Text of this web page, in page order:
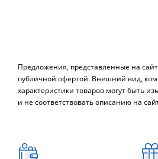
Предложения, представленные на
публичной офертой. Внешний вид,
характеристики товаров могут быть
и не соответствовать описанию на